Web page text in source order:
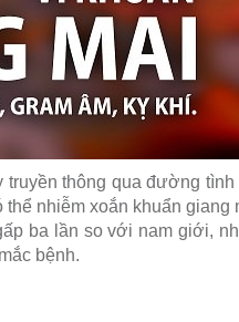
truyền thông qua đường tình
nhiễm xoắn khuẩn giang
ba lần so với nam giới,
bệnh.